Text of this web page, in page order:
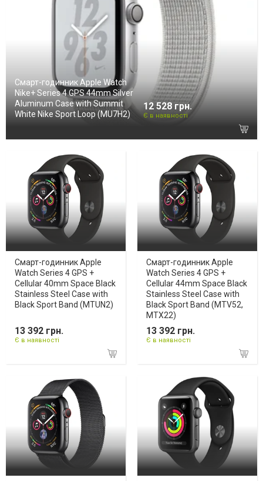
Смарт-годинник Apple Watch
Nike+ Series 4 GPS 44mm Silver
Aluminum Case with Summit
White Nike Sport Loop (MU7H2)
12 528 грн.
Є в наявності
Смарт-годинник Apple
Watch Series 4 GPS +
Cellular 40mm Space Black
Stainless Steel Case with
Black Sport Band (MTUN2)
13 392 грн.
Є в наявності
Смарт-годинник Apple
Watch Series 4 GPS +
Cellular 44mm Space Black
Stainless Steel Case with
Black Sport Band (MTV52,
MTX22)
13 392 грн.
Є в наявності